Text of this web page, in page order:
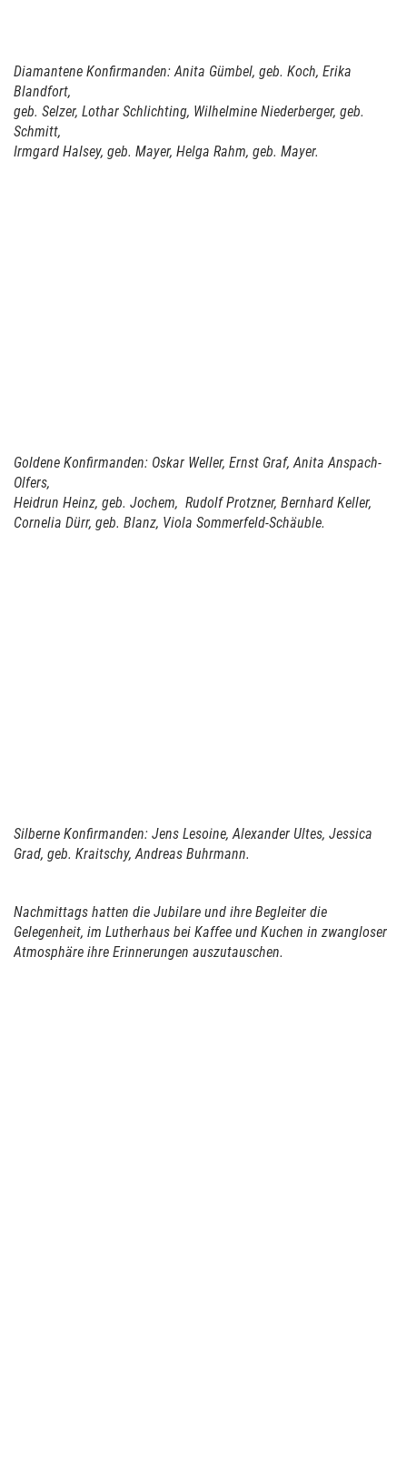
Diamantene Konfirmanden: Anita Gümbel, geb. Koch, Erika
Blandfort,
geb. Selzer, Lothar Schlichting, Wilhelmine Niederberger, geb.
Schmitt,
Irmgard Halsey, geb. Mayer, Helga Rahm, geb. Mayer.
Goldene Konfirmanden: Oskar Weller, Ernst Graf,Anita Anspach-
Olfers,
Heidrun Heinz, geb. Jochem, Rudolf Protzner, Bernhard Keller,
Cornelia Dürr, geb. Blanz, Viola Sommerfeld-Schäuble.
Silberne Konfirmanden: Jens Lesoine, Alexander Ultes, Jessica
Grad, geb. Kraitschy, Andreas Buhrmann.
Nachmittags hatten die Jubilare und ihre Begleiter die
Gelegenheit, im Lutherhaus bei Kaffee und Kuchen in zwangloser
Atmosphäre ihre Erinnerungen auszutauschen.